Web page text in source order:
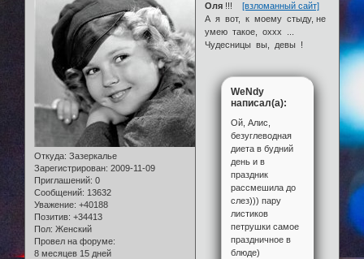
Откуда: Зазеркалье
Зарегистрирован: 2009-11-09
Приглашений: 0
Сообщений: 13632
Уважение: +40188
Позитив: +34413
Пол: Женский
Провел на форуме:
8 месяцев 15 дней
Оля !!![взломанный сайт]
А я вот, к моему стыду, не
умею такое, оххх ...
Чудесницы вы, девы !
WeNdy
написал(а):
Ой, Алис,
безуглеводная
диета в будний
день и в
праздник
рассмешила до
слез))) пару
листиков
петрушки самое
праздничное в
блюде)